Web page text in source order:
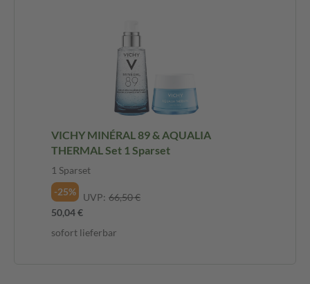
VICHY MINÉRAL 89 & AQUALIA
THERMAL Set 1 Sparset
1 Sparset
-25%
UVP: 66,50 €
50,04 €
sofort lieferbar